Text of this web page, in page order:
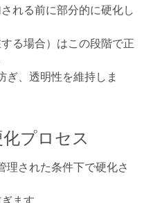
れる前に部分的に硬化し
る場合）はこの段階で正
ぎ、透明性を維持しま
プロセス
理された条件下で硬化さ